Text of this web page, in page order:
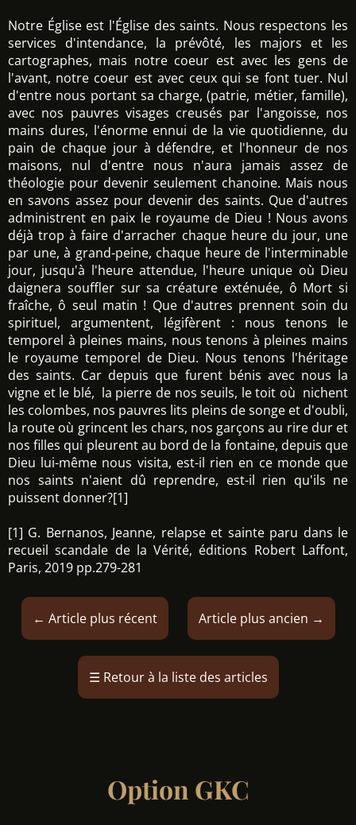
Notre Église est l'Église des saints. Nous respectons les
services d'intendance, la prévôté, les majors et les
cartographes, mais notre coeur est avec les gens de
l'avant, notre coeur est avec ceux qui se font tuer. Nul
d'entre nous portant sa charge, (patrie, métier, famille),
avec nos pauvres visages creusés par l'angoisse, nos
mains dures, l'énorme ennui de la vie quotidienne, du
pain de chaque jour à défendre, et l'honneur de nos
maisons, nul d'entre nous n'aura jamais assez de
théologie pour devenir seulement chanoine. Mais nous
en savons assez pour devenir des saints. Que d'autres
administrent en paix le royaume de Dieu ! Nous avons
déjà trop à faire d'arracher chaque heure du jour, une
par une, à grand-peine, chaque heure de l'interminable
jour, jusqu'à l'heure attendue, l'heure unique où Dieu
daignera souffler sur sa créature exténuée, ô Mort si
fraîche, ô seul matin ! Que d'autres prennent soin du
spirituel, argumentent, légifèrent : nous tenons le
temporel à pleines mains, nous tenons à pleines mains
le royaume temporel de Dieu. Nous tenons l'héritage
des saints. Car depuis que furent bénis avec nous la
vigne et le blé, la pierre de nos seuils, le toit où nichent
les colombes, nos pauvres lits pleins de songe et d'oubli,
la route où grincent les chars, nos garçons au rire dur et
nos filles qui pleurent au bord de la fontaine, depuis que
Dieu lui-même nous visita, est-il rien en ce monde que
nos saints n'aient dû reprendre, est-il rien qu'ils ne
puissent donner?[1]
[1] G. Bernanos, Jeanne, relapse et sainte paru dans le
recueil scandale de la Vérité, éditions Robert Laffont,
Paris, 2019 pp.279-281
← Article plus récent Article plus ancien →
☰ Retour à la liste des articles
Option GKC